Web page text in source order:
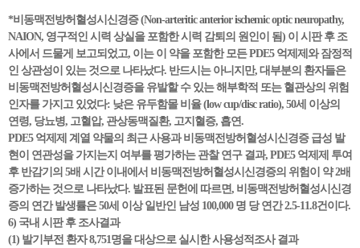
*비동맥전방허혈성시신경증 (Non-arteritic anterior ischemic optic neuropathy,
NAION, 영구적인 시력 상실을 포함한 시력 감퇴의 원인이 됨) 이 시판 후 조
사에서 드물게 보고되었고, 이는 이 약을 포함한 모든 PDE5 억제제와 잠정적
인 상관성이 있는 것으로 나타났다. 반드시는 아니지만, 대부분의 환자들은
비동맥전방허혈성시신경증을 유발할 수 있는 해부학적 또는 혈관상의 위험
인자를 가지고 있었다: 낮은 유두함몰 비율 (low cup/disc ratio), 50세 이상의
연령, 당뇨병, 고혈압, 관상동맥질환, 고지혈증, 흡연.
PDE5 억제제 계열 약물의 최근 사용과 비동맥전방허혈성시신경증 급성 발
현이 연관성을 가지는지 여부를 평가하는 관찰 연구 결과, PDE5 억제제 투여
후 반감기의 5배 시간 이내에서 비동맥전방허혈성시신경증의 위험이 약 2배
증가하는 것으로 나타났다. 발표된 문헌에 따르면, 비동맥전방허혈성시신경
증의 연간 발생률은 50세 이상 일반인 남성 100,000 명 당 연간 2.5-11.8건이다.
6) 국내 시판 후 조사결과
(1) 발기부전 환자 8,751명을 대상으로 실시한 사용성적조사 결과